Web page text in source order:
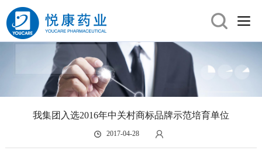
我集团入选2016年中关村商标品牌示范培育单位
2017-04-28